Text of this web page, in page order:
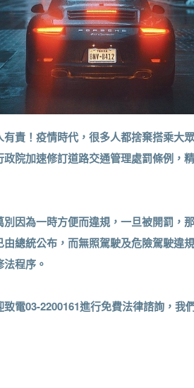
責！疫情時代，很多人都捨棄搭乘大
院加速修訂道路交通管理處罰條例，
因為一時方便而違規，一旦被開罰，
總統公布，而無照駕駛及危險駕駛違
程序。
電03-2200161進行免費法律諮詢，我